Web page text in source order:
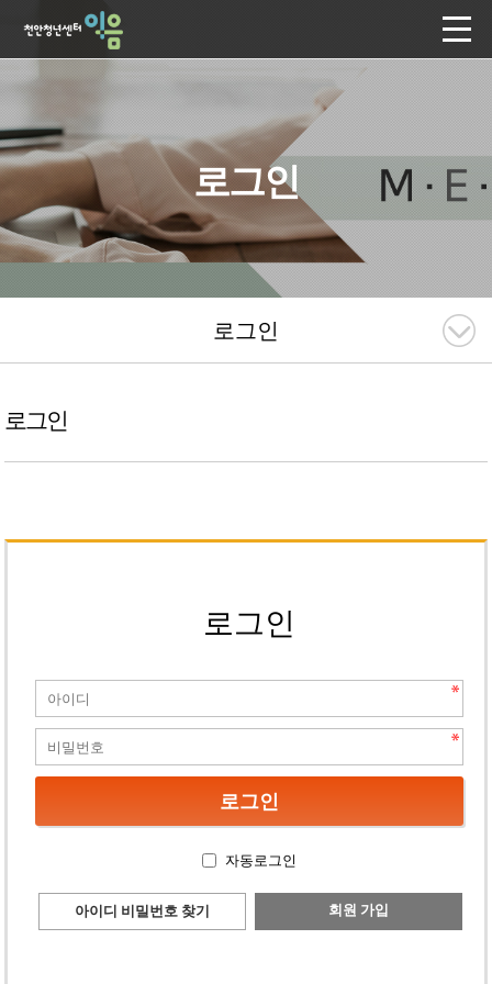
로그인
로그인
로그인
로그인
자동로그인
아이디 비밀번호 찾기 회원 가입